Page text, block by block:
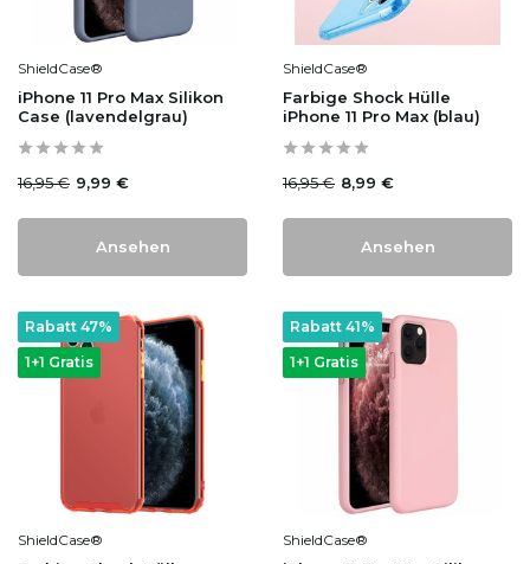
ShieldCase®
iPhone 11 Pro Max Silikon
Case (lavendelgrau)
16,95 € 9,99 €
Ansehen
ShieldCase®
Farbige Shock Hülle
iPhone 11 Pro Max (blau)
16,95 € 8,99 €
Ansehen
1+1 Gratis
Rabatt 47%
ShieldCase®
1+1 Gratis
Rabatt 41%
ShieldCase®